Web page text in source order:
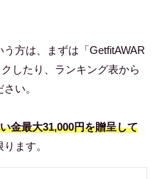
方は、まずは「GetfitAWAR
したり、ランキング表から
い。
金最大31,000円を贈呈して
ます。